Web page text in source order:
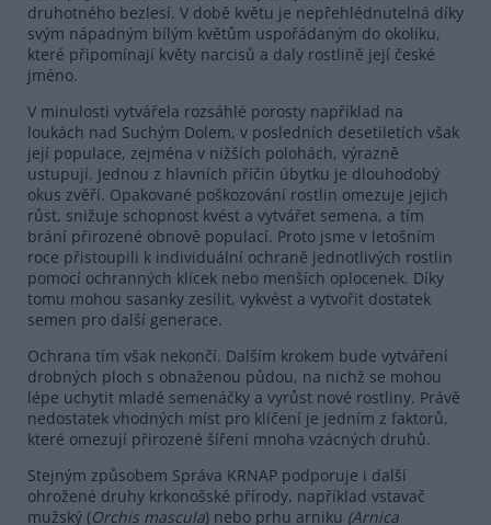
druhotného bezlesí. V době květu je nepřehlédnutelná díky
svým nápadným bílým květům uspořádaným do okolíku,
které připomínají květy narcisů a daly rostlině její české
jméno.
V minulosti vytvářela rozsáhlé porosty například na
loukách nad Suchým Dolem, v posledních desetiletích však
její populace, zejména v nižších polohách, výrazně
ustupují. Jednou z hlavních příčin úbytku je dlouhodobý
okus zvěří. Opakované poškozování rostlin omezuje jejich
růst, snižuje schopnost kvést a vytvářet semena, a tím
brání přirozené obnově populací. Proto jsme v letošním
roce přistoupili k individuální ochraně jednotlivých rostlin
pomocí ochranných klícek nebo menších oplocenek. Díky
tomu mohou sasanky zesílit, vykvést a vytvořit dostatek
semen pro další generace.
Ochrana tím však nekončí. Dalším krokem bude vytváření
drobných ploch s obnaženou půdou, na nichž se mohou
lépe uchytit mladé semenáčky a vyrůst nové rostliny. Právě
nedostatek vhodných míst pro klíčení je jedním z faktorů,
které omezují přirozené šíření mnoha vzácných druhů.
Stejným způsobem Správa KRNAP podporuje i další
ohrožené druhy krkonošské přírody, například vstavač
mužský (Orchis mascula) nebo prhu arniku (Arnica